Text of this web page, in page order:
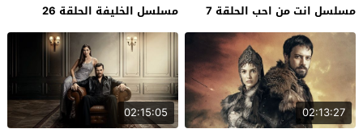
مسلسل انت من احب الحلقة 7
مسلسل الخليفة الحلقة 26
02:13:27
02:15:05